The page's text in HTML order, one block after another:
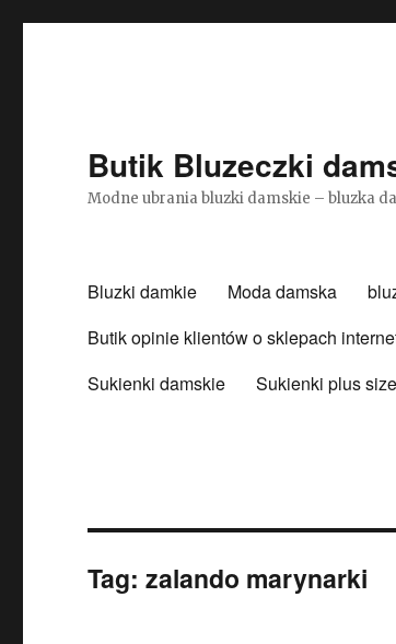
Butik Bluzeczki
Modne ubrania bluzki damskie – bluzka
Bluzki damkie Moda damska
Butik opinie klientów o sklepach
Sukienki damskie
Sukienki plus size
Tag:zalando marynarki